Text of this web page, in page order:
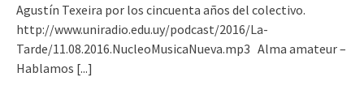
Agustín Texeira por los cincuenta años del colectivo.
http://www.uniradio.edu.uy/podcast/2016/La-
Tarde/11.08.2016.NucleoMusicaNueva.mp3 Alma amateur –
Hablamos [...]